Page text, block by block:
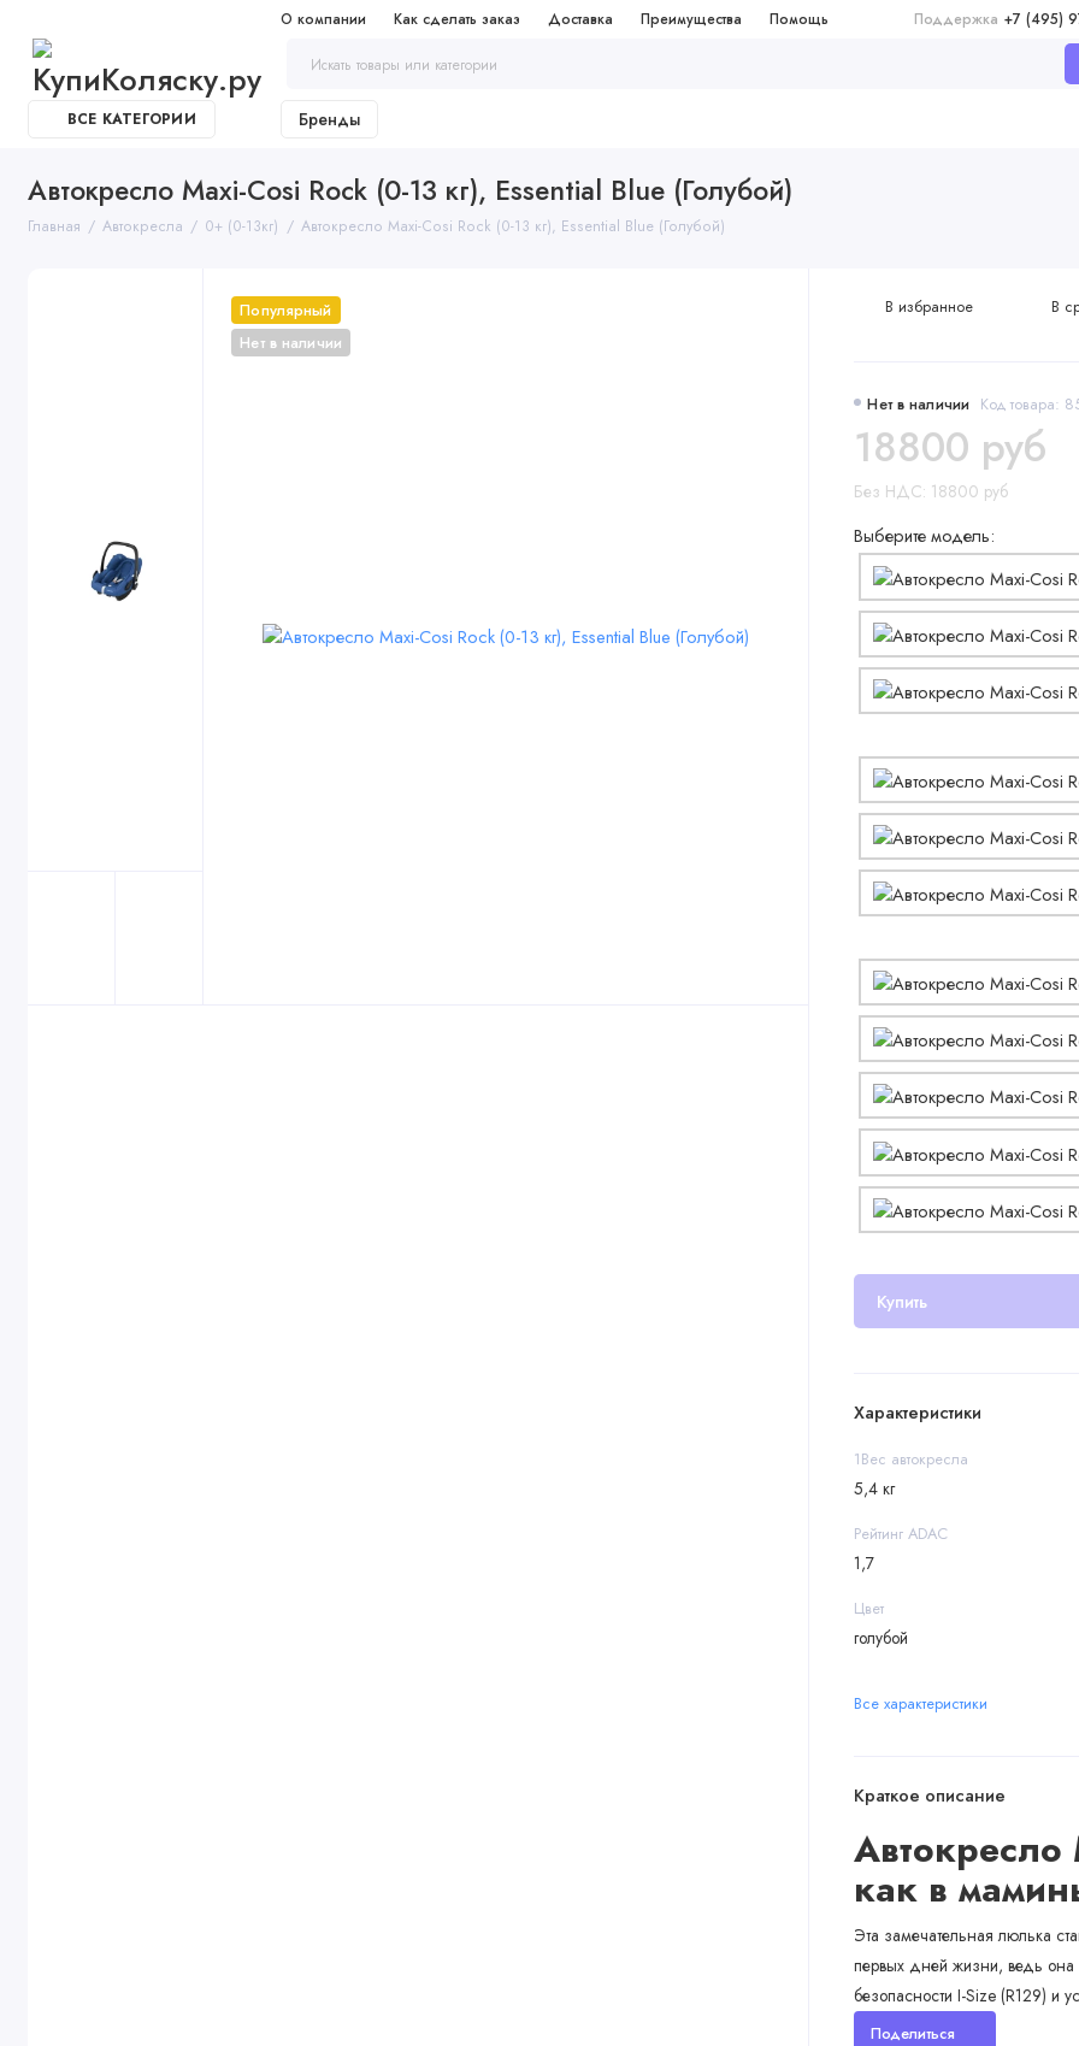
О компании Как сделать заказ Доставка Преимущества Помощь Поддержка +7 (495)
ВСЕ КАТЕГОРИИ Бренды
Автокресло Maxi-Cosi Rock (0-13 кг), Essential Blue (Голубой)
Главная Автокресла 0+ (0-13кг) Автокресло Maxi-Cosi Rock (0-13 кг), Essential Blue (Голубой)
Популярный
Нет в наличии
Нет в наличии Код товара:
18800 руб
Без НДС: 18800 руб
Выберите модель:
Купить
В избранное В
Характеристики
1Вес автокресла
5,4 кг
Рейтинг ADAC
1,7
Цвет
голубой
Все характеристики
Краткое описание
как в
Эта замечательная люлька
первых дней жизни, ведь она
безопасности I-Size (R129) и
Поделиться